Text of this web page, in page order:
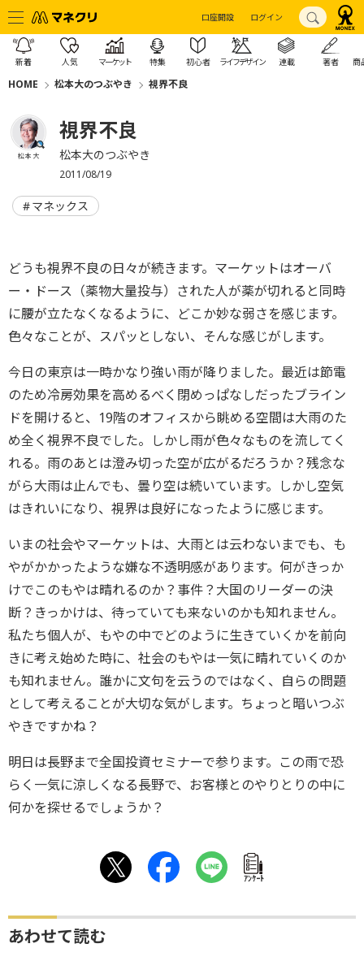
口座開設 ログイン
新着 人気 マーケット 特集 初心者 ライフデザイン 連載 著者 商
HOME 松本大のつぶやき 視界不良
松本 大
視界不良
松本大のつぶやき
2011/08/19
マネックス
どうも視界不良の日々が続きます。マーケットはオーバ
ー・ドース（薬物大量投与）された人が薬が切れると同時
に腰が立たなくなるように、どこか妙な弱さを感じます。
色々なことが、スパッとしない、そんな感じがします。
今日の東京は一時かなり強い雨が降りました。最近は節電
のため冷房効果を高めるべく閉めっぱなしだったブライン
ドを開けると、19階のオフィスから眺める空間は大雨のた
め全く視界不良でした。しかし雨が色々なものを流してく
れる。雨のあとは澄み切った空が広がるだろうか？残念な
がら大雨は止んでも、曇り空は続いています。しかし空気
はきれいになり、視界は良好になったように感じます。
いまの社会やマーケットは、大雨とは云わないまでも、も
やがかかったような嫌な不透明感があります。何がきっか
けでこのもやは晴れるのか？事件？大国のリーダーの決
断？きっかけは、待っていても来ないのかも知れません。
私たち個人が、もやの中でどのように生きていくかを前向
きに考え始めた時に、社会のもやは一気に晴れていくのか
も知れません。誰かに文句を云うのではなく、自らの問題
として考えることが大切な気がします。ちょっと暗いつぶ
やきですかね？
明日は長野まで全国投資セミナーで参ります。この雨で恐
らく一気に涼しくなる長野で、お客様とのやりとりの中に
何かを探せるでしょうか？
ｱﾝｹｰﾄ
あわせて読む